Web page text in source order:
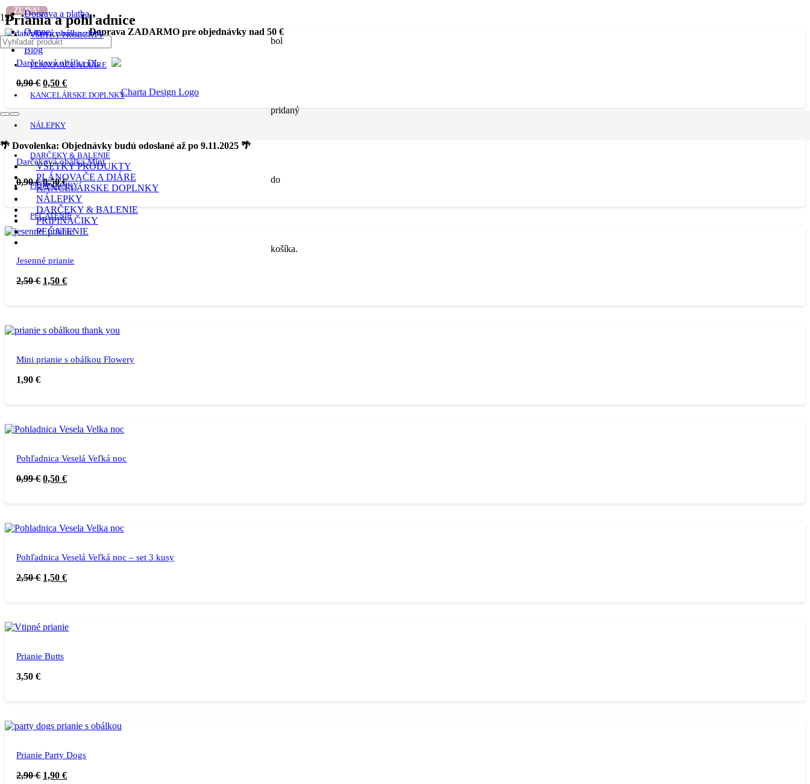
Doprava a platba
O mne
Blog
Doprava ZADARMO pre objednávky nad 50 €
bol
pridaný
do
košíka.
VŠETKY PRODUKTY
PLÁNOVAČE A DIÁRE
KANCELÁRSKE DOPLNKY
NÁLEPKY
DARČEKY & BALENIE
PRIPINÁČIKY
PEČATENIE
🌴 Dovolenka: Objednávky budú odoslané až po 9.11.2025 🌴
VŠETKY PRODUKTY
PLÁNOVAČE A DIÁRE
KANCELÁRSKE DOPLNKY
NÁLEPKY
DARČEKY & BALENIE
PRIPINÁČIKY
PEČATENIE
Priania a pohľadnice
ZĽAVA!
Darčeková obálka DL
0,90€ 0,50€
ZĽAVA!
Darčeková obálka Mint
0,90€ 0,50€
ZĽAVA!
Jesenné prianie
2,50€ 1,50€
Mini prianie s obálkou Flowery
1,90€
ZĽAVA!
Pohľadnica Veselá Veľká noc
0,99€ 0,50€
ZĽAVA!
Pohľadnica Veselá Veľká noc – set 3 kusy
2,50€ 1,50€
Prianie Butts
3,50€
ZĽAVA!
Prianie Party Dogs
2,90€ 1,90€
ZĽAVA!
ZĽAVA!